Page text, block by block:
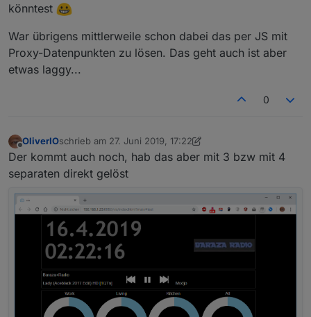
Dropdaown/Auswahlliste (@BoehserWolf)
erhalten.
könntest
War übrigens mittlerweile schon dabei das per JS mit
Proxy-Datenpunkten zu lösen. Das geht auch ist aber
etwas laggy...
0
Offline
OliverIOschrieb am 27. Juni 2019, 17:22
zuletzt editiert von OliverIO
Der kommt auch noch, hab das aber mit 3 bzw mit 4
separaten direkt gelöst